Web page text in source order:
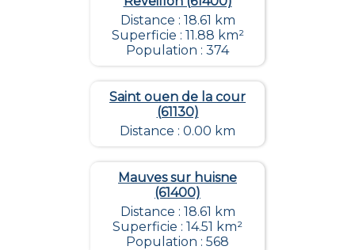
Distance : 18.61 km
Superficie : 11.88 km²
Population : 374
Saint ouen de la cour
(61130)
Distance : 0.00 km
Mauves sur huisne
(61400)
Distance : 18.61 km
Superficie : 14.51 km²
Population : 568